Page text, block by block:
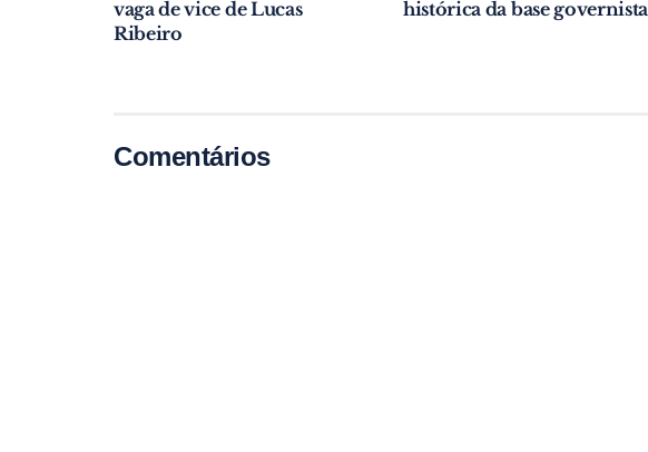
vaga de vice de Lucas
Ribeiro
histórica da base governista
Comentários